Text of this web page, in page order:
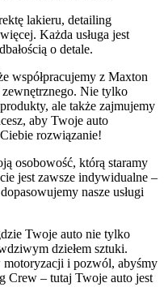
lakieru, detailing
Każda usługa jest
o detale.
współpracujemy z Maxton
Nie tylko
ale także zajmujemy
aby Twoje auto
rozwiązanie!
osobowość, którą staramy
jest zawsze indywidualne –
nasze usługi
Twoje auto nie tylko
dziełem sztuki.
motoryzacji i pozwól, abyśmy
Crew – tutaj Twoje auto jest